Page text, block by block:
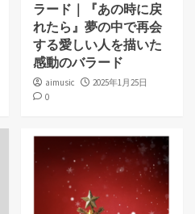
ラード｜『あの時に戻
れたら』夢の中で再会
する愛しい人を描いた
感動のバラード
aimusic
2025年1月25日
0